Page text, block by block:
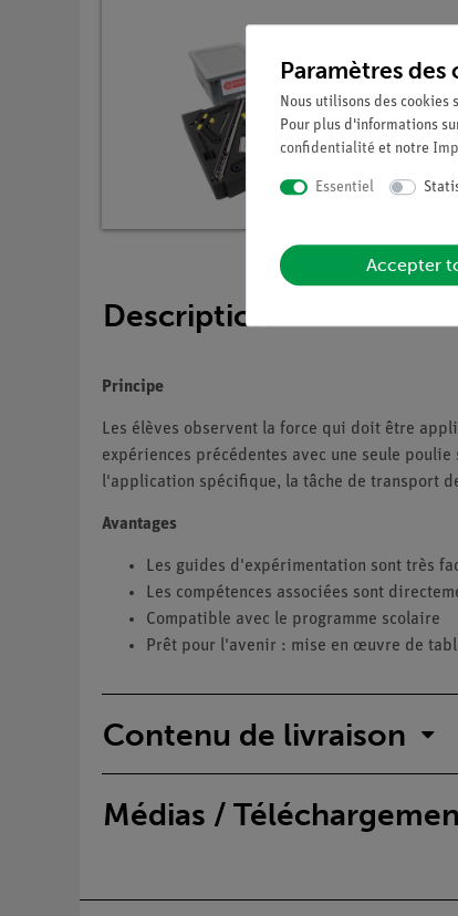
Description
Principe
Les élèves observent la force qui doit être
expériences précédentes avec une seule
l'application spécifique, la tâche de transport
Avantages
Les guides d'expérimentation sont très
Les compétences associées sont
Compatible avec le programme scolaire
Prêt pour l'avenir : mise en œuvre de
Contenu de livraison
Médias /
Paramètres des
Nous utilisons des
Pour plus d'informations
confidentialité et notre
Essentiel
Accepter